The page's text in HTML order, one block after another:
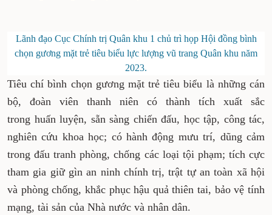
Lãnh đạo Cục Chính trị Quân khu 1 chủ trì họp Hội đồng bình
chọn gương mặt trẻ tiêu biểu lực lượng vũ trang Quân khu năm
2023.
Tiêu chí bình chọn gương mặt trẻ tiêu biểu là những cán
bộ, đoàn viên thanh niên có thành tích xuất sắc
trong huấn luyện, sẵn sàng chiến đấu, học tập, công tác,
nghiên cứu khoa học; có hành động mưu trí, dũng cảm
trong đấu tranh phòng, chống các loại tội phạm; tích cực
tham gia giữ gìn an ninh chính trị, trật tự an toàn xã hội
và phòng chống, khắc phục hậu quả thiên tai, bảo vệ tính
mạng, tài sản của Nhà nước và nhân dân.